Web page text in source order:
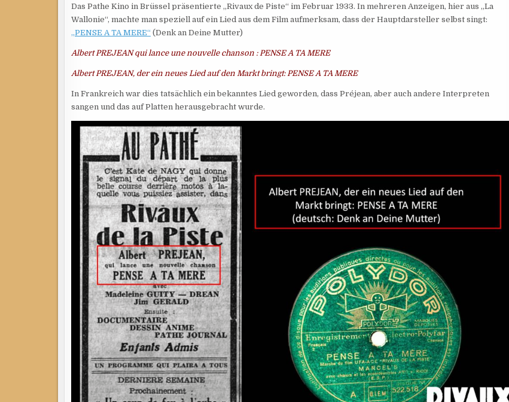
Das Pathe Kino in Brüssel präsentierte „Rivaux de Piste“ im Februar 1933. In mehreren Anzeigen, hier aus „La
Wallonie“, machte man speziell auf ein Lied aus dem Film aufmerksam, dass der Hauptdarsteller selbst singt:
„PENSE A TA MERE“ (Denk an Deine Mutter)
Albert PREJEAN qui lance une nouvelle chanson : PENSE A TA MERE
Albert PREJEAN, der ein neues Lied auf den Markt bringt: PENSE A TA MERE
In Frankreich war dies tatsächlich ein bekanntes Lied geworden, dass Préjean, aber auch andere Interpreten
sangen und das auf Platten herausgebracht wurde.